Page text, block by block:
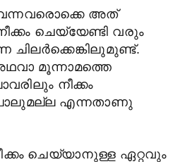
അത്
ചെയ്യേണ്ടി വരും
ചിലര്ക്കെങ്കിലുമുണ്ട്.
മൂന്നാമത്തെ
നീക്കം
എന്നതാണു
ചെയ്യാനുള്ള ഏറ്റവും